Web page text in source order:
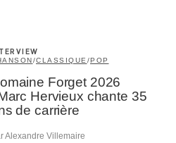
/CLASSIQUE /POP
Forget 2026
Marc Hervieux chante 35
de carrière
Alexandre Villemaire